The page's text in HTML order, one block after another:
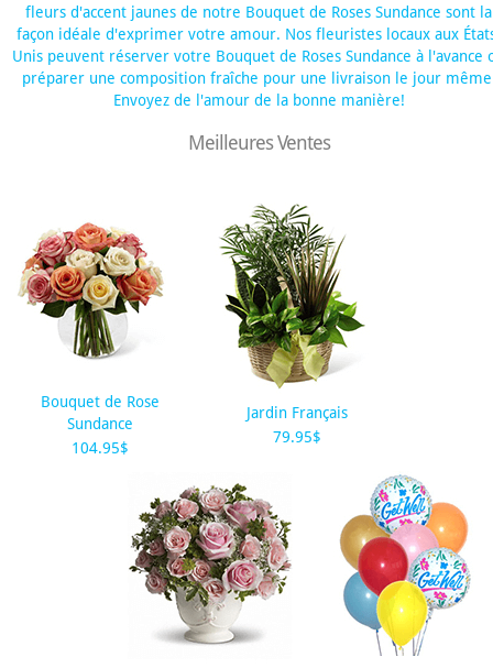
fleurs d'accent jaunes de notre Bouquet de Roses Sundance sont la
façon idéale d'exprimer votre amour. Nos fleuristes locaux aux
Unis peuvent réserver votre Bouquet de Roses Sundance à l'avance
préparer une composition fraîche pour une livraison le jour
Envoyez de l'amour de la bonne manière!
Meilleures Ventes
Bouquet de Rose
Sundance
104.95$
Jardin Français
79.95$